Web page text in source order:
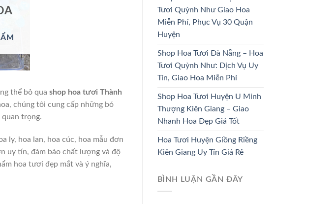
DÂU
33 SẢN PHẨM 67 SẢN PHẨM
thể bỏ qua shop hoa tươi Thành
chúng tôi cung cấp những bó
quan trọng.
ly, hoa lan, hoa cúc, hoa mẫu đơn
uy tín, đảm bảo chất lượng và độ
hoa tươi đẹp mắt và ý nghĩa,
Tươi Quỳnh Như Giao Hoa
Miễn Phí, Phục Vụ 30 Quận
Huyện
Shop Hoa Tươi Đà Nẵng – Hoa
Tươi Quỳnh Như: Dịch Vụ Uy
Tín, Giao Hoa Miễn Phí
Shop Hoa Tươi Huyện U Minh
Thượng Kiên Giang – Giao
Nhanh Hoa Đẹp Giá Tốt
Hoa Tươi Huyện Giồng Riềng
Kiên Giang Uy Tín Giá Rẻ
BÌNH LUẬN GẦN ĐÂY